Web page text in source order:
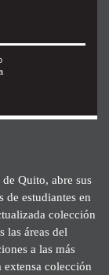
Quito, abre sus
de estudiantes en
colección
las áreas del
a las más
colección